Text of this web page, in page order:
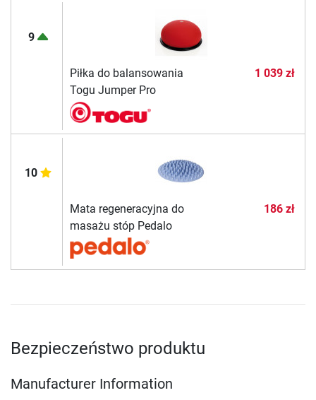
9
Piłka do balansowania
Togu Jumper Pro
1 039 zł
10
Mata regeneracyjna do
masażu stóp Pedalo
186 zł
Bezpieczeństwo produktu
Manufacturer Information